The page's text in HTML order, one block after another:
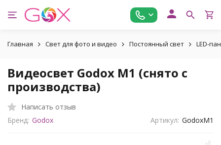
Главная Свет для фото и видео Постоянный свет LED-
Видеосвет Godox M1 (снято с
производства)
Написать отзыв
Бренд: Godox Артикул: GodoxM1